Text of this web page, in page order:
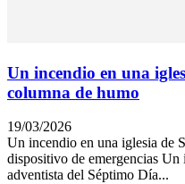
Un incendio en una
columna de humo
19/03/2026
Un incendio en una iglesia de
dispositivo de emergencias
adventista del Séptimo Día...